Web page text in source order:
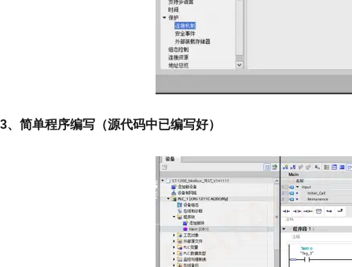
3、简单程序编写（源代码中已编写好）